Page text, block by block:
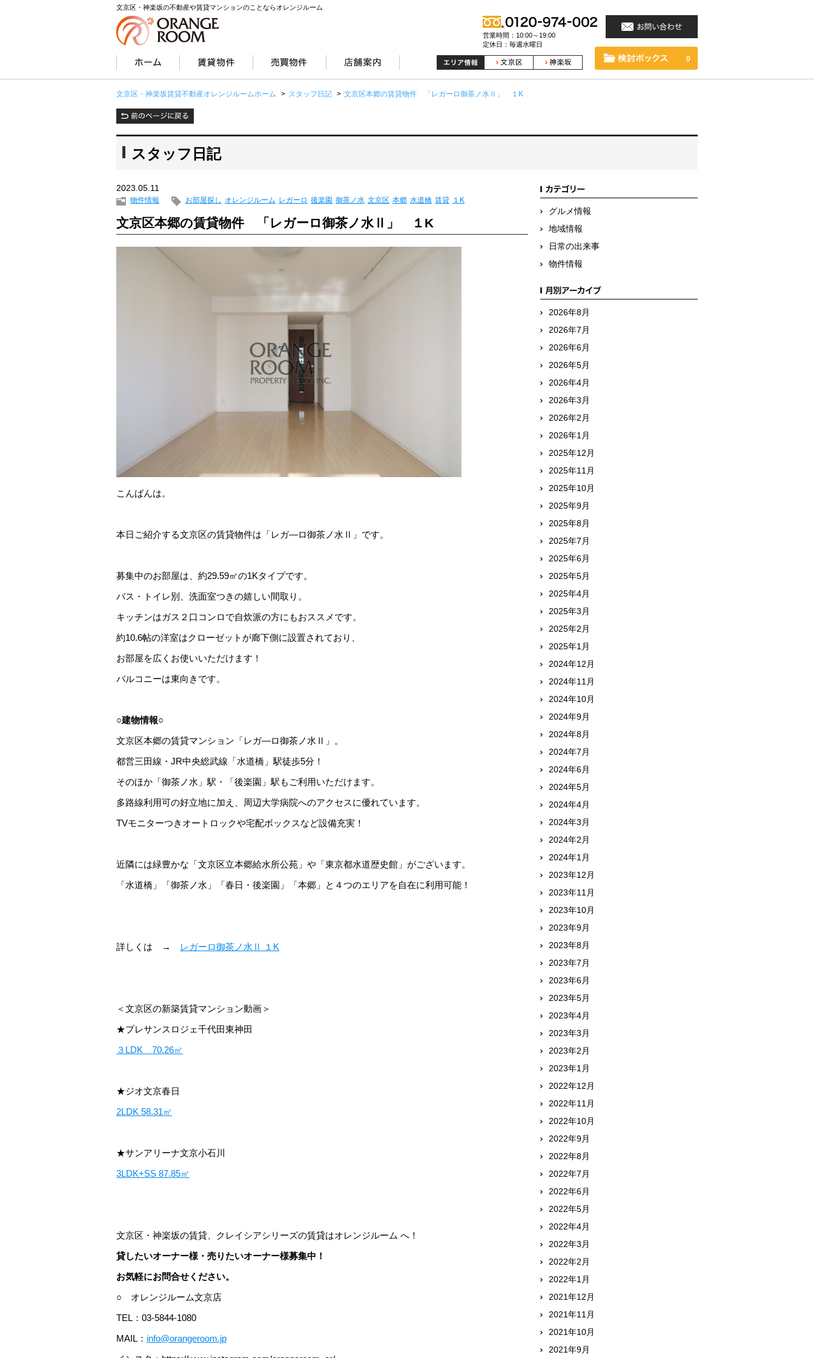
文京区・神楽坂の不動産や賃貸マンションのことならオレンジルーム
営業時間：10:00～19:00
定休日：毎週水曜日
0
文京区・神楽坂賃貸不動産オレンジルームホーム > スタッフ日記 > 文京区本郷の賃貸物件 「レガーロ御茶ノ水Ⅱ」 １K
スタッフ日記
2023.05.11
物件情報 お部屋探し オレンジルーム レガーロ 後楽園 御茶ノ水 文京区 本郷 水道橋 賃貸 １K
文京区本郷の賃貸物件 「レガーロ御茶ノ水Ⅱ」 １K
こんばんは。
本日ご紹介する文京区の賃貸物件は「レガ―ロ御茶ノ水Ⅱ」です。
募集中のお部屋は、約29.59㎡の1Kタイプです。
バス・トイレ別、洗面室つきの嬉しい間取り。
キッチンはガス２口コンロで自炊派の方にもおススメです。
約10.6帖の洋室はクローゼットが廊下側に設置されており、
お部屋を広くお使いいただけます！
バルコニーは東向きです。
○建物情報○
文京区本郷の賃貸マンション「レガ―ロ御茶ノ水Ⅱ」。
都営三田線・JR中央総武線「水道橋」駅徒歩5分！
そのほか「御茶ノ水」駅・「後楽園」駅もご利用いただけます。
多路線利用可の好立地に加え、周辺大学病院へのアクセスに優れています。
TVモニターつきオートロックや宅配ボックスなど設備充実！
近隣には緑豊かな「文京区立本郷給水所公苑」や「東京都水道歴史館」がございます。
「水道橋」「御茶ノ水」「春日・後楽園」「本郷」と４つのエリアを自在に利用可能！
詳しくは → レガーロ御茶ノ水Ⅱ １K
＜文京区の新築賃貸マンション動画＞
★プレサンスロジェ千代田東神田
３LDK 70.26㎡
★ジオ文京春日
2LDK 58.31㎡
★サンアリーナ文京小石川
3LDK+SS 87.85㎡
文京区・神楽坂の賃貸、クレイシアシリーズの賃貸はオレンジルーム へ！
貸したいオーナー様・売りたいオーナー様募集中！
お気軽にお問合せください。
○ オレンジルーム文京店
TEL：03-5844-1080
MAIL： info@orangeroom.jp
グルメ情報
地域情報
日常の出来事
物件情報
2026年8月
2026年7月
2026年6月
2026年5月
2026年4月
2026年3月
2026年2月
2026年1月
2025年12月
2025年11月
2025年10月
2025年9月
2025年8月
2025年7月
2025年6月
2025年5月
2025年4月
2025年3月
2025年2月
2025年1月
2024年12月
2024年11月
2024年10月
2024年9月
2024年8月
2024年7月
2024年6月
2024年5月
2024年4月
2024年3月
2024年2月
2024年1月
2023年12月
2023年11月
2023年10月
2023年9月
2023年8月
2023年7月
2023年6月
2023年5月
2023年4月
2023年3月
2023年2月
2023年1月
2022年12月
2022年11月
2022年10月
2022年9月
2022年8月
2022年7月
2022年6月
2022年5月
2022年4月
2022年3月
2022年2月
2022年1月
2021年12月
2021年11月
2021年10月
2021年9月